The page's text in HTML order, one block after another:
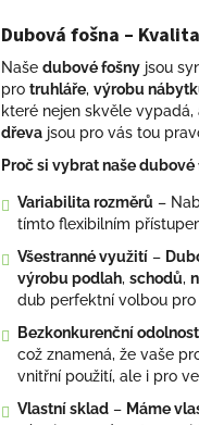
Dubová fošna –
Naše dubové fošny jsou
pro truhláře, výrobu
které nejen skvěle
dřeva jsou pro vás tou
Proč si vybrat naše dubové
Variabilita rozměrů –
tímto flexibilním
Všestranné využití –
výrobu podlah, schodů,
dub perfektní volbou
Bezkonkurenční odolnost
což znamená, že vaše
vnitřní použití, ale i pro
Vlastní sklad – Máme